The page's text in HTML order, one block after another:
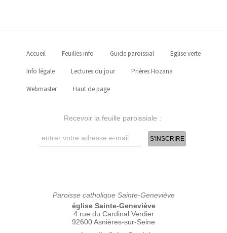
Accueil Feuilles info Guide paroissial Eglise verte
Info légale Lectures du jour Prières Hozana
Webmaster Haut de page
Recevoir la feuille paroissiale :
Paroisse catholique Sainte-Geneviève
église Sainte-Geneviève
4 rue du Cardinal Verdier
92600 Asnières-sur-Seine